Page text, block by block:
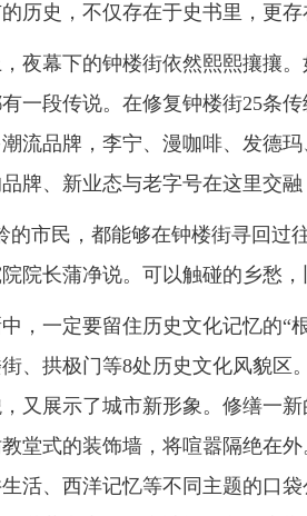
史，不仅存在于史书里，更存
幕下的钟楼街依然熙熙攘攘。
一段传说。在修复钟楼街25条
流品牌，李宁、漫咖啡、发德
牌、新业态与老字号在这里交
市民，都能够在钟楼街寻回过
院长蒲净说。可以触碰的乡愁，
一定要留住历史文化记忆的“
、拱极门等8处历史文化风貌区
又展示了城市新形象。修缮一
堂式的装饰墙，将喧嚣隔绝在
活、西洋记忆等不同主题的口